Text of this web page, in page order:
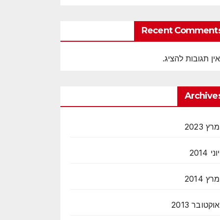
Recent
אין תגובות להציג.
מרץ 2023
יוני 2014
מרץ 2014
אוקטובר 2013